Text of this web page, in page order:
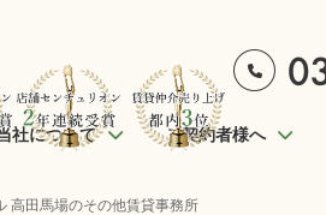
社について ご契約者様へ
高田馬場のその他賃貸事務所